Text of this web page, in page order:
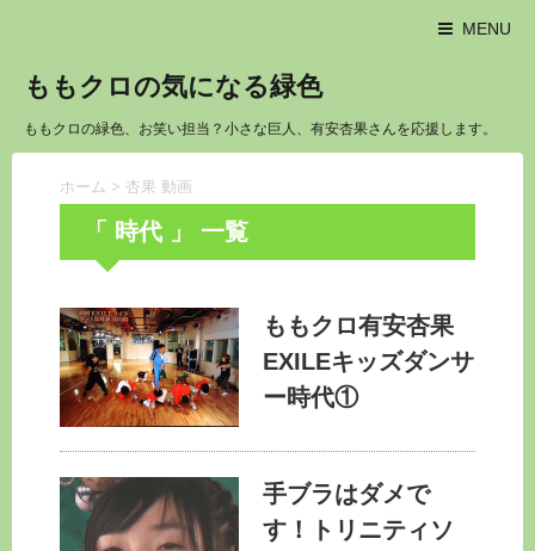
MENU
ももクロの気になる緑色
ももクロの緑色、お笑い担当？小さな巨人、有安杏果さんを応援します。
ホーム > 杏果 動画
「 時代 」 一覧
ももクロ有安杏果
EXILEキッズダンサ
ー時代①
手ブラはダメで
す！トリニティソ